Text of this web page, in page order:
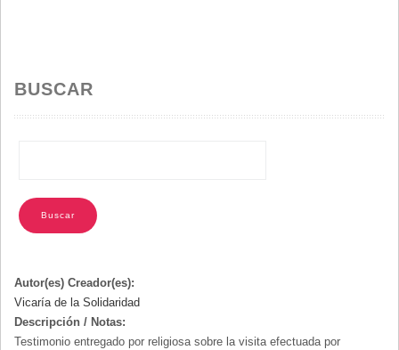
NAVEGACIÓN
BUSCAR
Autor(es) Creador(es):
Vicaría de la Solidaridad
Descripción / Notas:
Testimonio entregado por religiosa sobre la visita efectuada por